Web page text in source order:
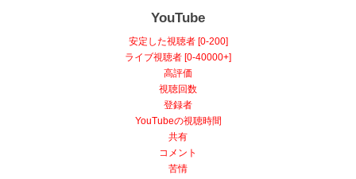
YouTube
安定した視聴者 [0-200]
ライブ視聴者 [0-40000+]
高評価
視聴回数
登録者
YouTubeの視聴時間
共有
コメント
苦情